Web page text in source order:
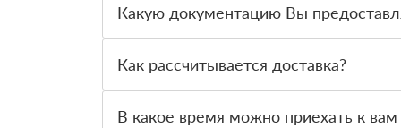
вправе от него отказаться.
Какую документацию Вы
Как рассчитывается доставка?
стоимости и сроков доставки, которые
В какое время можно приехать к вам